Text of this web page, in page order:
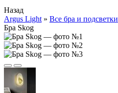
Назад
Argus Light » Все бра и подсветки
Бра Skog